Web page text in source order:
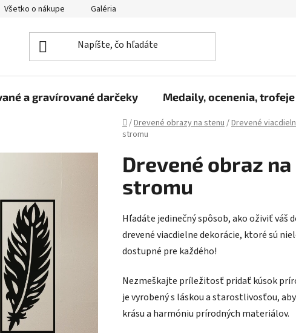
Všetko o nákupe Galéria Formulár
a gravírované darčeky Medaily, ocenenia, trofeje
Domov
/Drevené obrazy na stenu/Drevené
stromu
Drevené obraz
stromu
Hľadáte jedinečný spôsob, ako oživiť váš
drevené viacdielne dekorácie, ktoré sú
dostupné pre každého!
Nezmeškajte príležitosť pridať kúsok
je vyrobený s láskou a starostlivosťou,
krásu a harmóniu prírodných materiálov.